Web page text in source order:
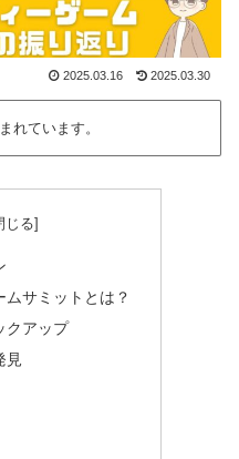
2025.03.16 2025.03.30
れています。
サミットとは？
クアップ
見